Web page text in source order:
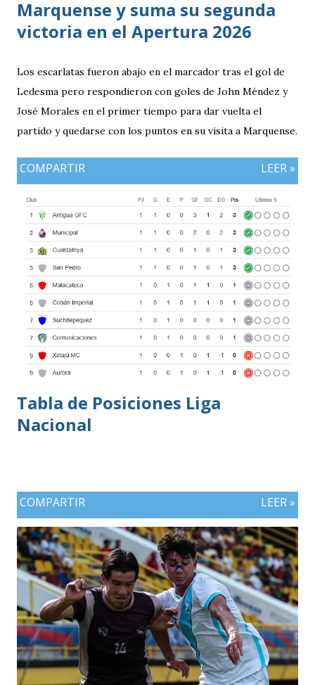
Marquense y suma su segunda
victoria en el Apertura 2026
Los escarlatas fueron abajo en el marcador tras el gol de
Ledesma pero respondieron con goles de John Méndez y
José Morales en el primer tiempo para dar vuelta el
partido y quedarse con los puntos en su visita a Marquense.
COMPARTIR LEER »
Tabla de Posiciones Liga
Nacional
COMPARTIR LEER »